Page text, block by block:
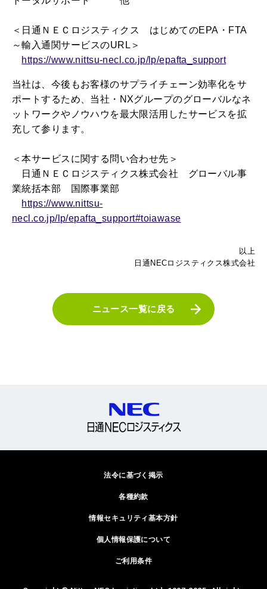
＜日通ＮＥＣロジスティクス はじめてのEPA ・ FTA
～輸入通関サービスのURL ＞
https://www.nittsu-necl.co.jp/lp/epafta_support
当社は、今後もお客様のサプライチェーン効率化をサ
ポートするため、当社・ NXグループのグローバルなネ
ットワークやノウハウを最大限活用したサービスを拡
充して参ります。
＜本サービスに関する問い合わせ先＞
日通ＮＥＣロジスティクス株式会社 グローバル事
業統括本部 国際事業部
https://www.nittsu-
necl.co.jp/lp/epafta_support#toiawase
以上
日通NECロジスティクス株式会社
ニュース一覧に戻る
法令に基づく掲示
各種約款
情報セキュリティ基本方針
個人情報保護について
ご利用条件